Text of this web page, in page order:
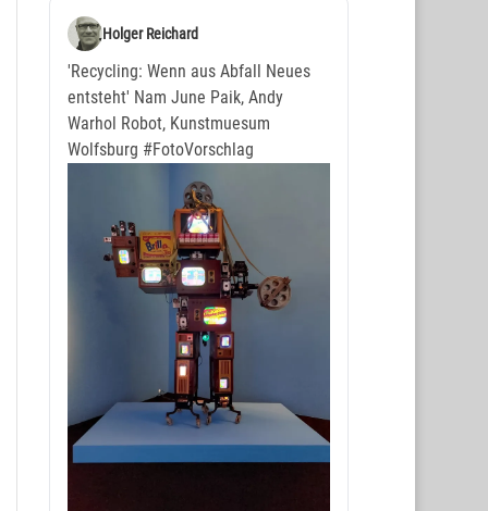
Holger Reichard
'Recycling: Wenn aus Abfall Neues
entsteht' Nam June Paik, Andy
Warhol Robot, Kunstmuesum
Wolfsburg #FotoVorschlag